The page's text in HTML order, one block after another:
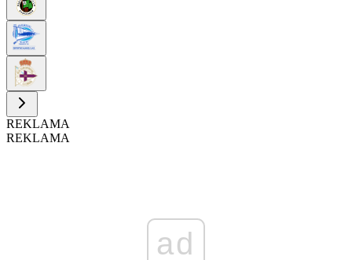
REKLAMA
REKLAMA
ad